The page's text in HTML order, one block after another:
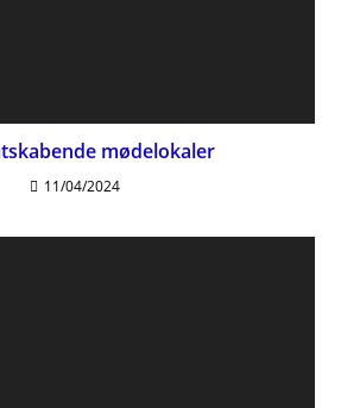
mødelokaler
11/04/2024